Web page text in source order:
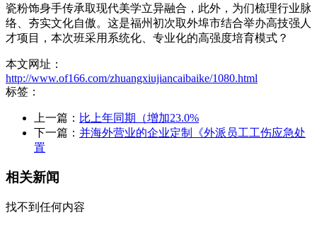
瓷粉饰身手传承取现代美学立异融合，此外，为们梳理行业脉
络、夯实文化自傲。这是福州初次取外埠市结合举办高技强人
才项目，本次班采用系统化、专业化的高强度培育模式？
本文网址：
http://www.of166.com/zhuangxiujiancaibaike/1080.html
标签：
上一篇： 比上年同期（增加23.0%
下一篇： 并海外营业的企业定制《外派员工工伤应急处
置
相关新闻
找不到任何内容